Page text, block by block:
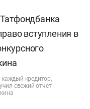
кредитор,
свежий отчет